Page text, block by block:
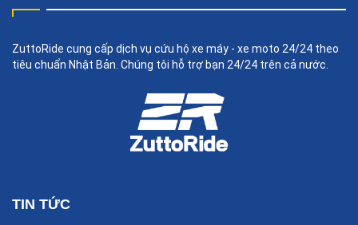
ZuttoRide cung cấp dịch vụ cứu hộ xe máy - xe moto 24/24 theo
tiêu chuẩn Nhật Bản. Chúng tôi hỗ trợ bạn 24/24 trên cả nước.
TIN TỨC